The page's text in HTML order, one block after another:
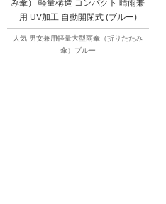
み傘） 軽量構造 コンパクト 晴雨兼
用 UV加工 自動開閉式 (ブルー)
人気 男女兼用軽量大型雨傘（折りたたみ
傘）ブルー